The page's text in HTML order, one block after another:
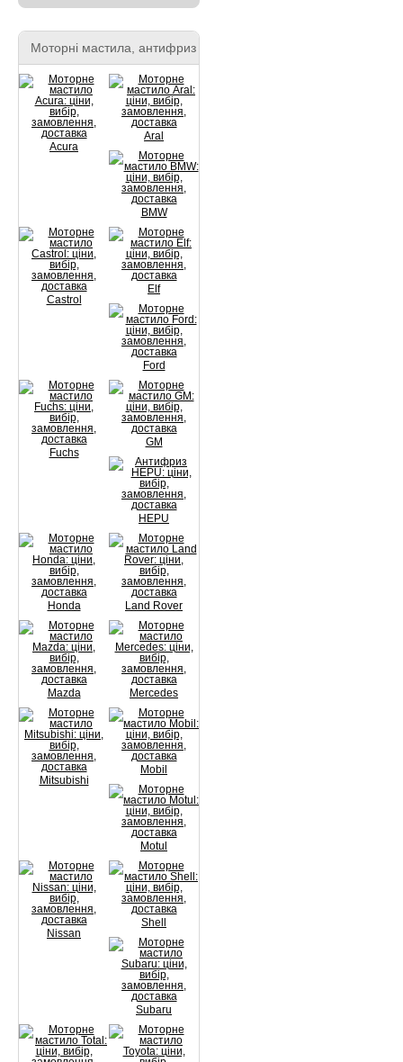
Моторні мастила, антифриз
Acura
Aral
BMW
Castrol
Elf
Ford
Fuchs
GM
HEPU
Honda Land Rover
Mazda Mercedes
Mitsubishi
Mobil
Motul
Nissan
Shell
Subaru